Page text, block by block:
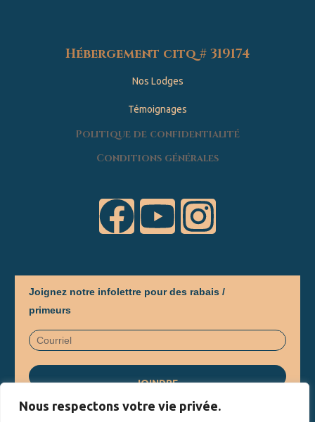
Nous respectons votre vie privée.
Hébergement citq # 319174
Nos Lodges
Témoignages
Politique de confidentialité
Conditions générales
Joignez notre infolettre pour des rabais /
primeurs